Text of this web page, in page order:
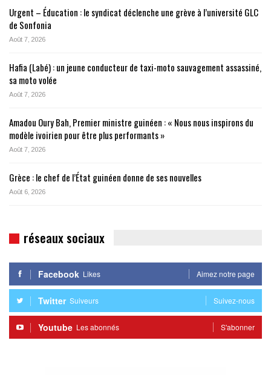
Urgent – Éducation : le syndicat déclenche une grève à l’université GLC
de Sonfonia
Août 7, 2026
Hafia (Labé) : un jeune conducteur de taxi-moto sauvagement assassiné,
sa moto volée
Août 7, 2026
Amadou Oury Bah, Premier ministre guinéen : « Nous nous inspirons du
modèle ivoirien pour être plus performants »
Août 7, 2026
Grèce : le chef de l’État guinéen donne de ses nouvelles
Août 6, 2026
réseaux sociaux
Facebook Likes Aimez notre page
Twitter Suiveurs Suivez-nous
Youtube Les abonnés S'abonner